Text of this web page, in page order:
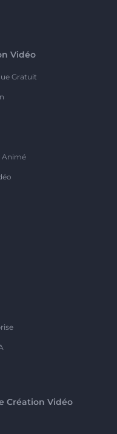
Vidéo
Gratuit
Animé
Création Vidéo